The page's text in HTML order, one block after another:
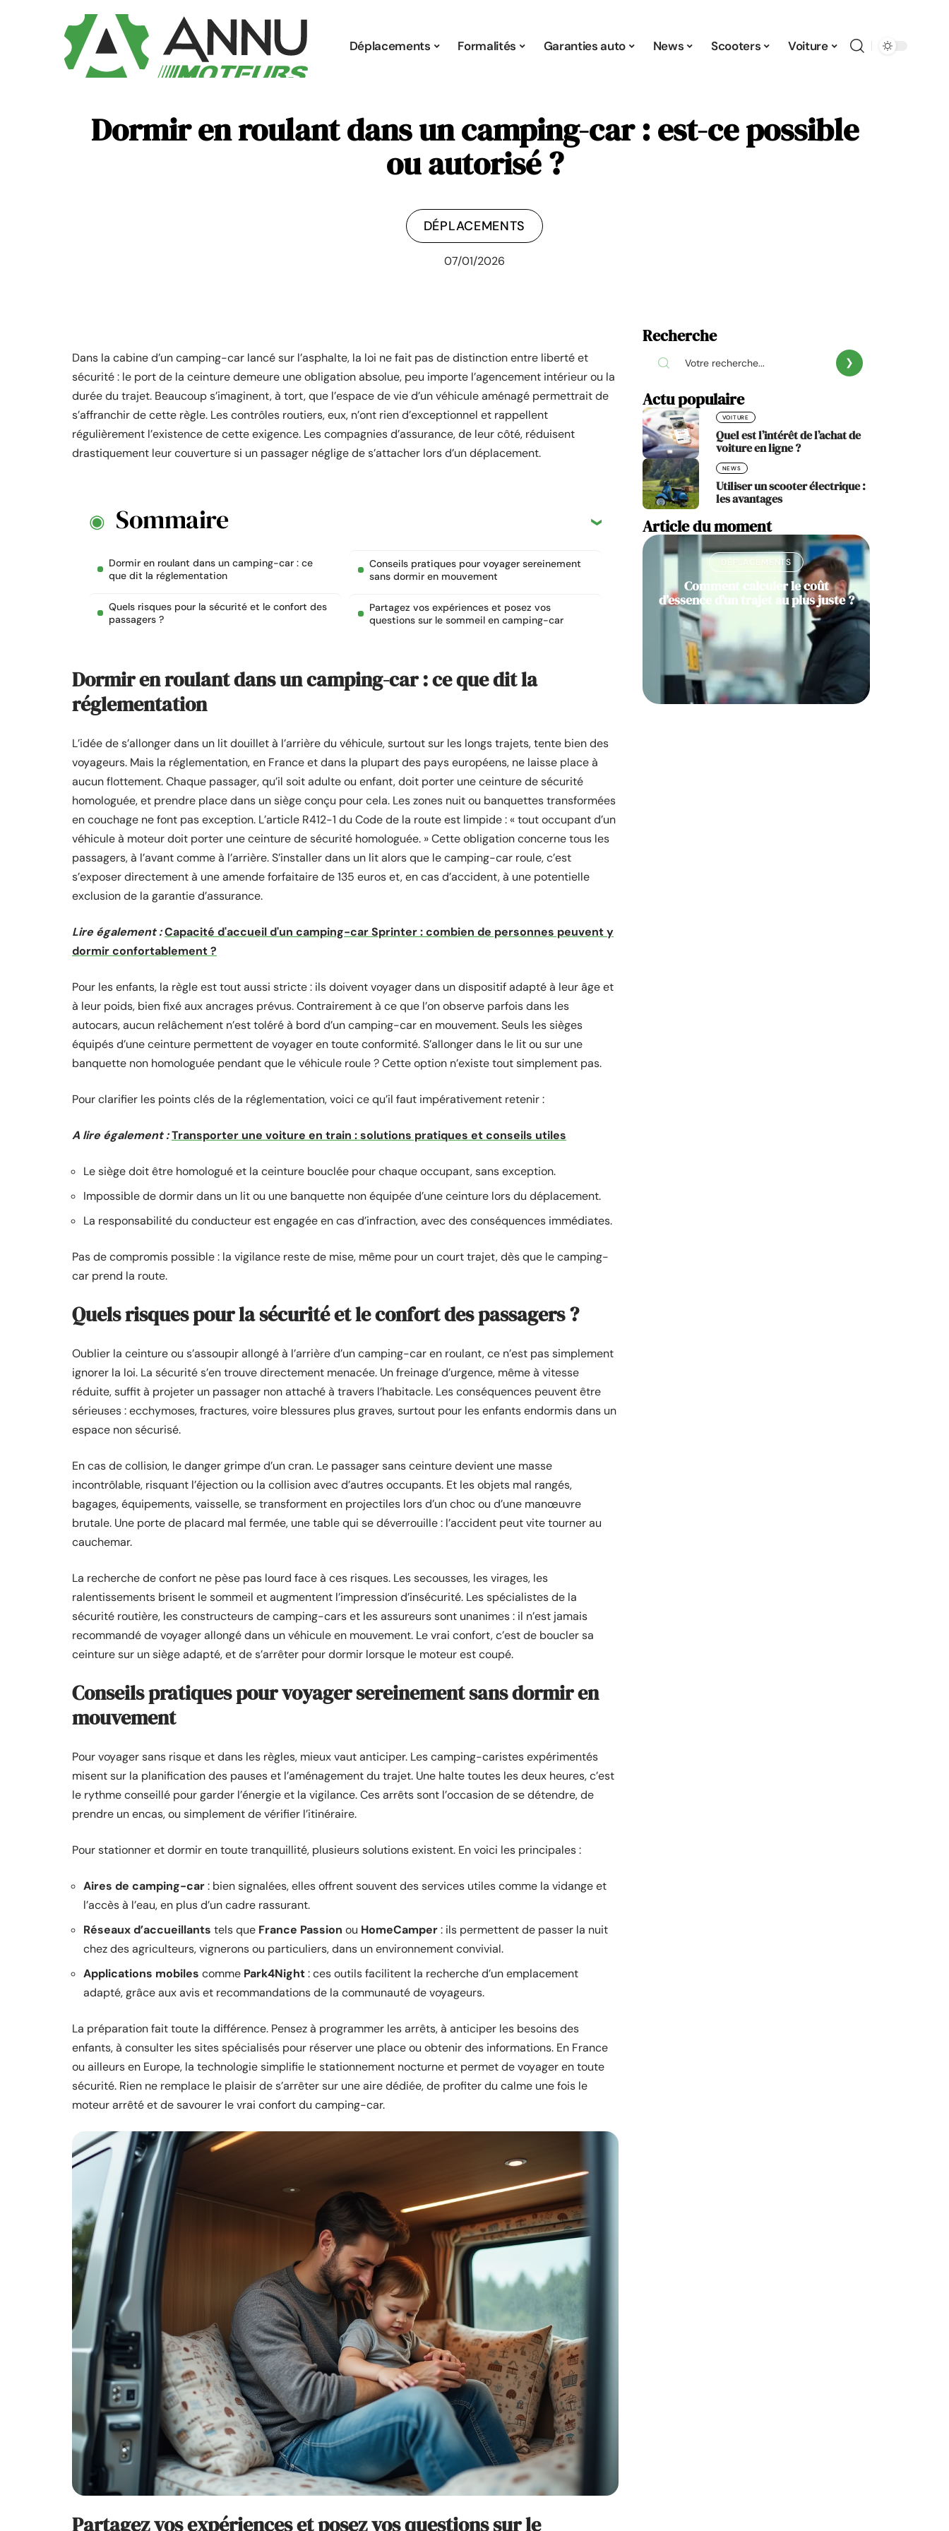
Déplacements Formalités Garanties auto News Scooters Voiture
Dormir en roulant dans un camping-car : est-ce possible
ou autorisé ?
DÉPLACEMENTS
07/01/2026
Dans la cabine d’un camping-car lancé sur l’asphalte, la loi ne fait pas de distinction entre liberté et
sécurité : le port de la ceinture demeure une obligation absolue, peu importe l’agencement intérieur ou la
durée du trajet. Beaucoup s’imaginent, à tort, que l’espace de vie d’un véhicule aménagé permettrait de
s’affranchir de cette règle. Les contrôles routiers, eux, n’ont rien d’exceptionnel et rappellent
régulièrement l’existence de cette exigence. Les compagnies d’assurance, de leur côté, réduisent
drastiquement leur couverture si un passager néglige de s’attacher lors d’un déplacement.
Sommaire
Dormir en roulant dans un camping-car : ce
que dit la réglementation
Quels risques pour la sécurité et le confort des
passagers ?
Conseils pratiques pour voyager sereinement
sans dormir en mouvement
Partagez vos expériences et posez vos
questions sur le sommeil en camping-car
Dormir en roulant dans un camping-car : ce que dit la
réglementation
L’idée de s’allonger dans un lit douillet à l’arrière du véhicule, surtout sur les longs trajets, tente bien des
voyageurs. Mais la réglementation, en France et dans la plupart des pays européens, ne laisse place à
aucun flottement. Chaque passager, qu’il soit adulte ou enfant, doit porter une ceinture de sécurité
homologuée, et prendre place dans un siège conçu pour cela. Les zones nuit ou banquettes transformées
en couchage ne font pas exception. L’article R412-1 du Code de la route est limpide : « tout occupant d’un
véhicule à moteur doit porter une ceinture de sécurité homologuée. » Cette obligation concerne tous les
passagers, à l’avant comme à l’arrière. S’installer dans un lit alors que le camping-car roule, c’est
s’exposer directement à une amende forfaitaire de 135 euros et, en cas d’accident, à une potentielle
exclusion de la garantie d’assurance.
Lire également :Capacité d'accueil d'un camping-car Sprinter : combien de personnes peuvent y
dormir confortablement ?
Pour les enfants, la règle est tout aussi stricte : ils doivent voyager dans un dispositif adapté à leur âge et
à leur poids, bien fixé aux ancrages prévus. Contrairement à ce que l’on observe parfois dans les
autocars, aucun relâchement n’est toléré à bord d’un camping-car en mouvement. Seuls les sièges
équipés d’une ceinture permettent de voyager en toute conformité. S’allonger dans le lit ou sur une
banquette non homologuée pendant que le véhicule roule ? Cette option n’existe tout simplement pas.
Pour clarifier les points clés de la réglementation, voici ce qu’il faut impérativement retenir :
A lire également :Transporter une voiture en train : solutions pratiques et conseils utiles
Le siège doit être homologué et la ceinture bouclée pour chaque occupant, sans exception.
Impossible de dormir dans un lit ou une banquette non équipée d’une ceinture lors du déplacement.
La responsabilité du conducteur est engagée en cas d’infraction, avec des conséquences immédiates.
Pas de compromis possible : la vigilance reste de mise, même pour un court trajet, dès que le camping-
car prend la route.
Quels risques pour la sécurité et le confort des passagers ?
Oublier la ceinture ou s’assoupir allongé à l’arrière d’un camping-car en roulant, ce n’est pas simplement
ignorer la loi. La sécurité s’en trouve directement menacée. Un freinage d’urgence, même à vitesse
réduite, suffit à projeter un passager non attaché à travers l’habitacle. Les conséquences peuvent être
sérieuses : ecchymoses, fractures, voire blessures plus graves, surtout pour les enfants endormis dans un
espace non sécurisé.
En cas de collision, le danger grimpe d’un cran. Le passager sans ceinture devient une masse
incontrôlable, risquant l’éjection ou la collision avec d’autres occupants. Et les objets mal rangés,
bagages, équipements, vaisselle, se transforment en projectiles lors d’un choc ou d’une manœuvre
brutale. Une porte de placard mal fermée, une table qui se déverrouille : l’accident peut vite tourner au
cauchemar.
La recherche de confort ne pèse pas lourd face à ces risques. Les secousses, les virages, les
ralentissements brisent le sommeil et augmentent l’impression d’insécurité. Les spécialistes de la
sécurité routière, les constructeurs de camping-cars et les assureurs sont unanimes : il n’est jamais
recommandé de voyager allongé dans un véhicule en mouvement. Le vrai confort, c’est de boucler sa
ceinture sur un siège adapté, et de s’arrêter pour dormir lorsque le moteur est coupé.
Conseils pratiques pour voyager sereinement sans dormir en
mouvement
Pour voyager sans risque et dans les règles, mieux vaut anticiper. Les camping-caristes expérimentés
misent sur la planification des pauses et l’aménagement du trajet. Une halte toutes les deux heures, c’est
le rythme conseillé pour garder l’énergie et la vigilance. Ces arrêts sont l’occasion de se détendre, de
prendre un encas, ou simplement de vérifier l’itinéraire.
Pour stationner et dormir en toute tranquillité, plusieurs solutions existent. En voici les principales :
Aires de camping-car: bien signalées, elles offrent souvent des services utiles comme la vidange et
l’accès à l’eau, en plus d’un cadre rassurant.
Réseaux d’accueillants tels que France Passion ou HomeCamper: ils permettent de passer la nuit
chez des agriculteurs, vignerons ou particuliers, dans un environnement convivial.
Applications mobiles comme Park4Night: ces outils facilitent la recherche d’un emplacement
adapté, grâce aux avis et recommandations de la communauté de voyageurs.
La préparation fait toute la différence. Pensez à programmer les arrêts, à anticiper les besoins des
enfants, à consulter les sites spécialisés pour réserver une place ou obtenir des informations. En France
ou ailleurs en Europe, la technologie simplifie le stationnement nocturne et permet de voyager en toute
sécurité. Rien ne remplace le plaisir de s’arrêter sur une aire dédiée, de profiter du calme une fois le
moteur arrêté et de savourer le vrai confort du camping-car.
Partagez vos expériences et posez vos questions sur le
Recherche
Actu populaire
VOITURE
Quel est l’intérêt de l’achat de
voiture en ligne ?
NEWS
Utiliser un scooter électrique :
les avantages
Article du moment
DÉPLACEMENTS
Comment calculer le coût
d’essence d’un trajet au plus juste ?